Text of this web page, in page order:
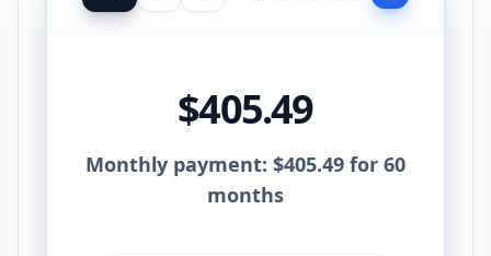
$405.49
Monthly payment: $405.49 for 60
months